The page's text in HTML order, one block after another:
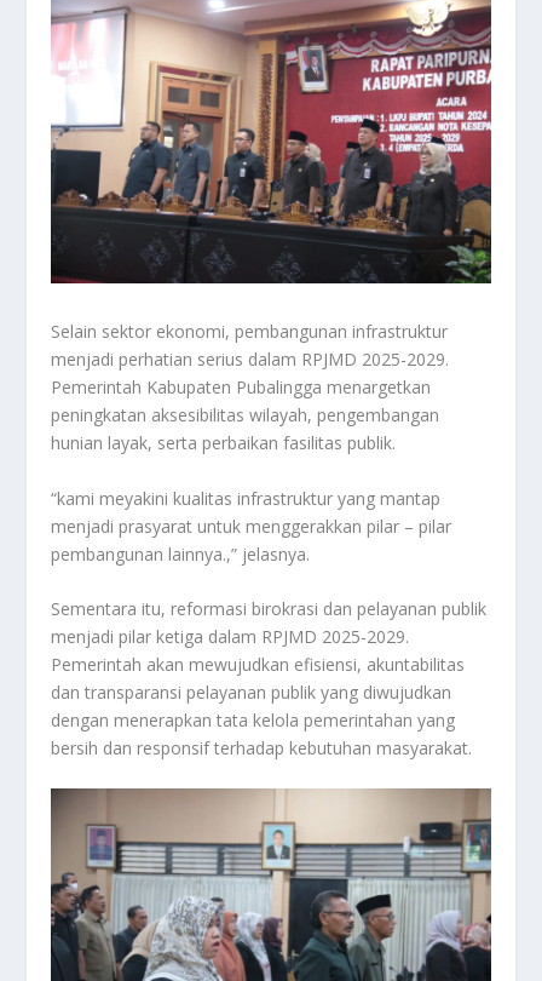
Selain sektor ekonomi, pembangunan infrastruktur
menjadi perhatian serius dalam RPJMD 2025-2029.
Pemerintah Kabupaten Pubalingga menargetkan
peningkatan aksesibilitas wilayah, pengembangan
hunian layak, serta perbaikan fasilitas publik.
“kami meyakini kualitas infrastruktur yang mantap
menjadi prasyarat untuk menggerakkan pilar – pilar
pembangunan lainnya.,” jelasnya.
Sementara itu, reformasi birokrasi dan pelayanan publik
menjadi pilar ketiga dalam RPJMD 2025-2029.
Pemerintah akan mewujudkan efisiensi, akuntabilitas
dan transparansi pelayanan publik yang diwujudkan
dengan menerapkan tata kelola pemerintahan yang
bersih dan responsif terhadap kebutuhan masyarakat.